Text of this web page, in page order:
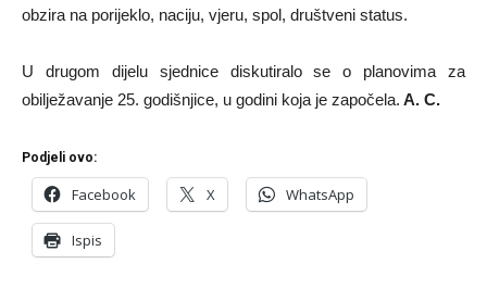
obzira na porijeklo, naciju, vjeru, spol, društveni status.
U drugom dijelu sjednice diskutiralo se o planovima za
obilježavanje 25. godišnjice, u godini koja je započela. A. C.
Podjeli ovo:
Facebook X WhatsApp
Ispis